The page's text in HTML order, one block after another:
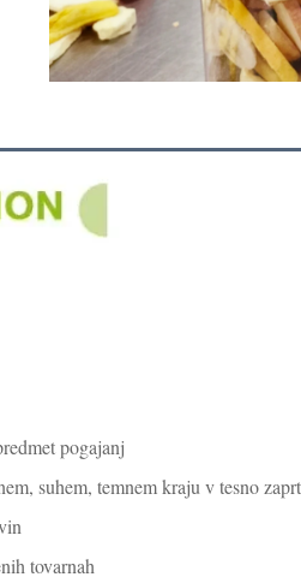
pogajanj
suhem, temnem kraju v tesno
tovarnah